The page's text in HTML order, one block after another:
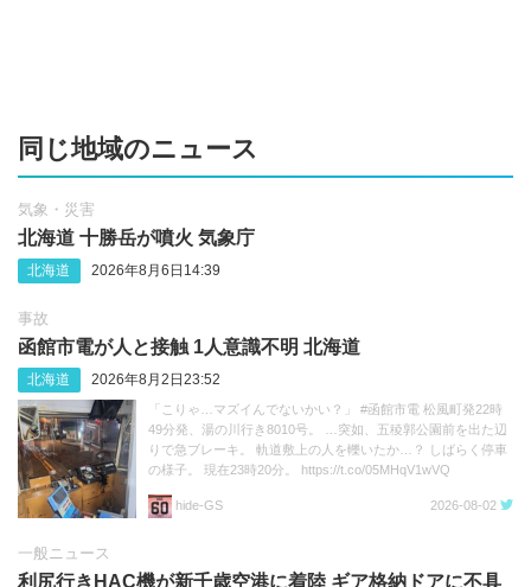
同じ地域のニュース
気象・災害
北海道 十勝岳が噴火 気象庁
北海道 2026年8月6日14:39
事故
函館市電が人と接触 1人意識不明 北海道
北海道 2026年8月2日23:52
「こりゃ…マズイんでないかい？」 #函館市電 松風町発22時
49分発、湯の川行き8010号。 …突如、五稜郭公園前を出た辺
りで急ブレーキ。 軌道敷上の人を轢いたか…？ しばらく停車
の様子。 現在23時20分。 https://t.co/05MHqV1wVQ
hide‐GS 2026-08-02
一般ニュース
利尻行きHAC機が新千歳空港に着陸 ギア格納ドアに不具